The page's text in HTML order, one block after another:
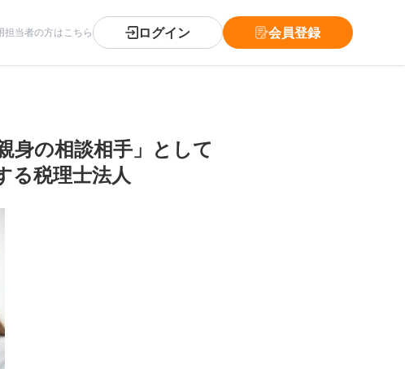
担当者の方はこちら ログイン 会員登録
身の相談相手」として
る税理士法人